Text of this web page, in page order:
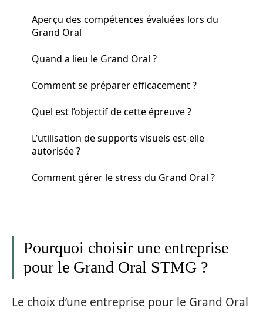
Aperçu des compétences évaluées lors du
Grand Oral
Quand a lieu le Grand Oral ?
Comment se préparer efficacement ?
Quel est l’objectif de cette épreuve ?
L’utilisation de supports visuels est-elle
autorisée ?
Comment gérer le stress du Grand Oral ?
Pourquoi choisir une entreprise
pour le Grand Oral STMG ?
Le choix d’une entreprise pour le Grand Oral